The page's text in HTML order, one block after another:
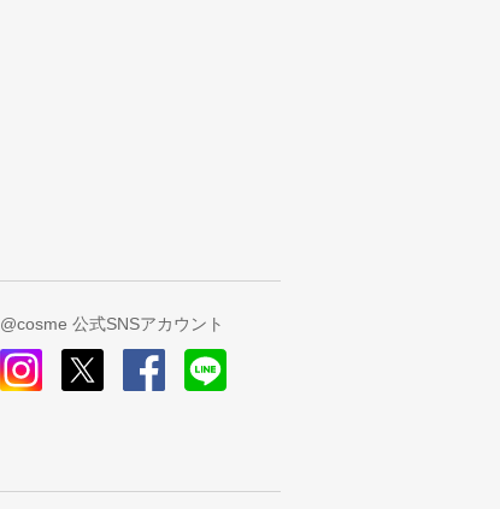
@cosme 公式SNSアカウント